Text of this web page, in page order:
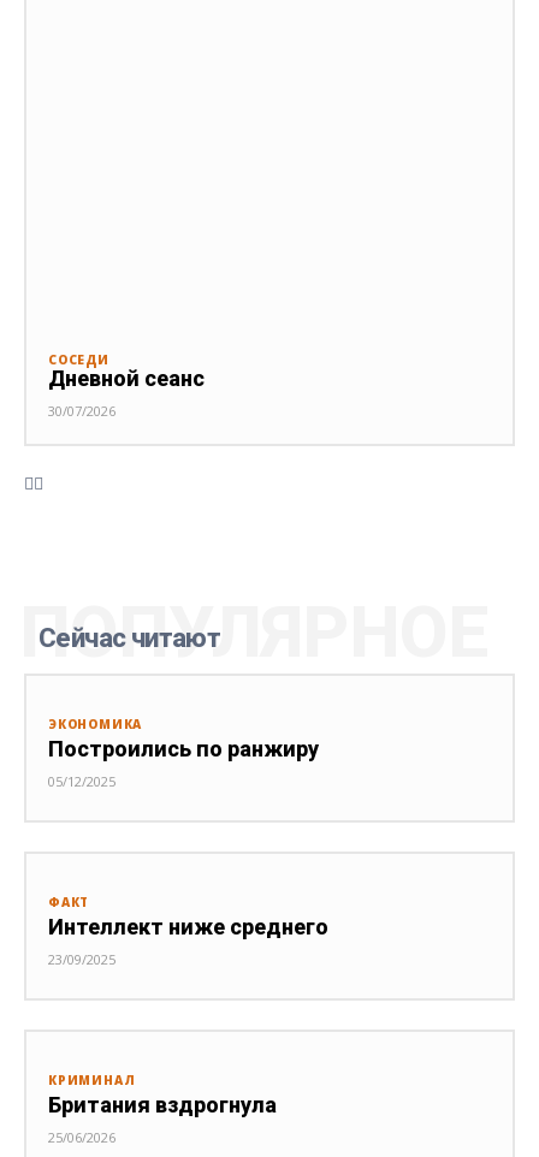
СОСЕДИ
Дневной сеанс
30/07/2026
Сейчас читают
ПОПУЛЯРНОЕ
ЭКОНОМИКА
Построились по ранжиру
05/12/2025
ФАКТ
Интеллект ниже среднего
23/09/2025
КРИМИНАЛ
Британия вздрогнула
25/06/2026